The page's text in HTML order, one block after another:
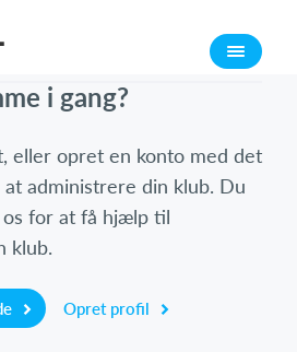
i gang?
eller opret en konto med det
at administrere din klub. Du
os for at få hjælp til
klub.
Opret profil